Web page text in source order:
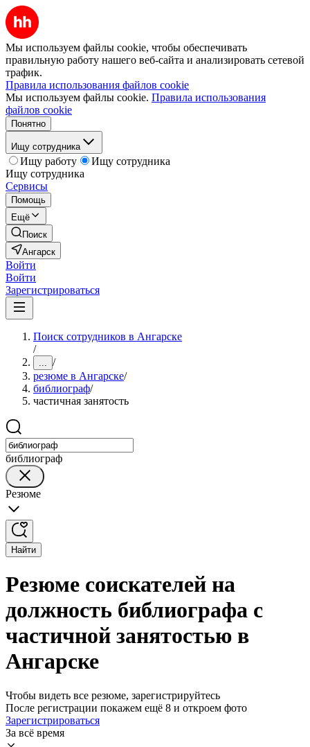
Мы используем файлы cookie, чтобы обеспечивать
правильную работу нашего веб-сайта и анализировать сетевой
трафик.
Правила использования файлов cookie
Мы используем файлы cookie. Правила использования
файлов cookie
Понятно
Ищу сотрудника
Ищу работу
Ищу сотрудника
Ищу сотрудника
Сервисы
Помощь
Ещё
Поиск
Ангарск
Войти
Войти
Зарегистрироваться
Поиск сотрудников в Ангарске
/
... /
резюме в Ангарске/
библиограф/
частичная занятость
библиограф
Резюме
Найти
Резюме соискателей на
должность библиографа с
частичной занятостью в
Ангарске
Чтобы видеть все резюме, зарегистрируйтесь
После регистрации покажем ещё 8 и откроем фото
Зарегистрироваться
За всё время